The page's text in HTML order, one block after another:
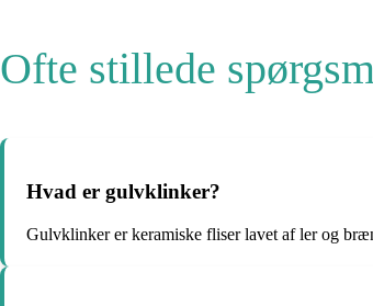
Ofte stillede
Hvad er gulvklinker?
Gulvklinker er keramiske fliser lavet af ler og